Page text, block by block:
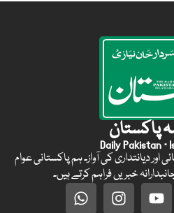
پاکستان
Daily Pakistan ·
سال سے سچائی اور دیانتداری کی آواز۔ ہم پاکستانی عوام
خبریں فراہم کرتے ہیں۔